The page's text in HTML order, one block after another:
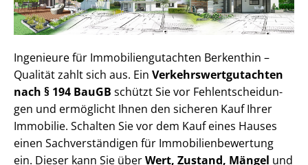
Ingenieure für Im­mo­bi­li­en­gut­ach­ten Berkenthin –
Qualität zahlt sich aus. Ein Ver­kehrs­wert­gut­ach­ten
nach § 194 BauGB schützt Sie vor Fehl­ent­schei­dun­
gen und ermöglicht Ihnen den sicheren Kauf Ihrer
Immobilie. Schalten Sie vor dem Kauf eines Hauses
einen Sach­ver­stän­di­gen für Im­mo­bi­li­en­be­wer­tung
ein. Dieser kann Sie überWert, Zustand, Mängel und